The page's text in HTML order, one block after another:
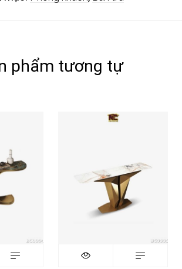
phẩm tương tự